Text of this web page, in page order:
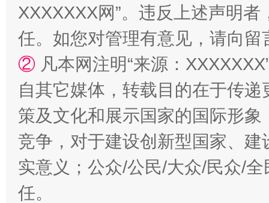
XXXXXXX网”。违反上述声明
任。如您对管理有意见，请向
② 凡本网注明“来源：
自其它媒体，转载目的在于传
策及文化和展示国家的国际形
竞争，对于建设创新型国家、
实意义；公众/公民/大众/民众/
任。